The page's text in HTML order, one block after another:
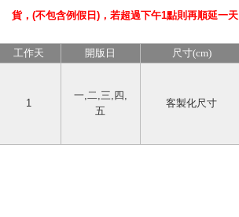
貨，(不包含例假日)，若超過下午1點則再順延一天
工作天 開版日 尺寸(cm)
1
一,二,三,四,
五
客製化尺寸